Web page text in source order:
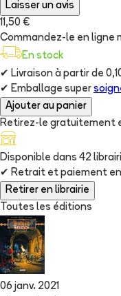
Laisser un avis
11,50 €
Commandez-le en ligne
En stock
✔ Livraison à partir de
✔ Emballage super
Ajouter au panier
Retirez-le gratuitement
Disponible dans 42
✔ Retrait et paiement
Retirer en librairie
Toutes les éditions
06 janv. 2021